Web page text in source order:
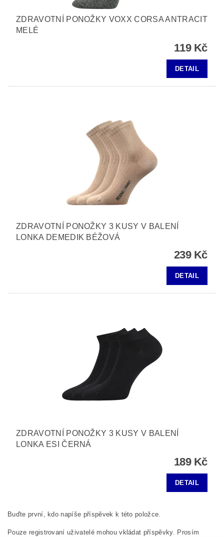
ZDRAVOTNÍ PONOŽKY VOXX CORSA ANTRACIT
MELÉ
119 Kč
DETAIL
ZDRAVOTNÍ PONOŽKY 3 KUSY V BALENÍ
LONKA DEMEDIK BÉŽOVÁ
239 Kč
DETAIL
ZDRAVOTNÍ PONOŽKY 3 KUSY V BALENÍ
LONKA ESI ČERNÁ
189 Kč
DETAIL
Buďte první, kdo napíše příspěvek k této položce.
Pouze registrovaní uživatelé mohou vkládat příspěvky. Prosím